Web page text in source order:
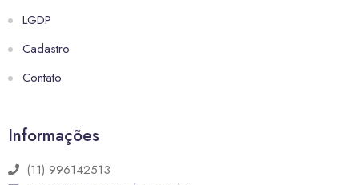
LGDP
Cadastro
Contato
Informações
(11) 996142513